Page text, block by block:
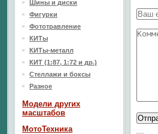
Шины и диски
Фигурки
Фототравление
КИТы
КИТы-металл
КИТ (1:87, 1:72 и др.)
Стеллажи и боксы
Разное
Модели других
масштабов
МотоТехника